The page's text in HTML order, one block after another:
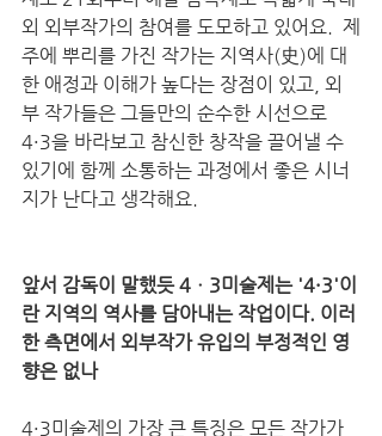
외 외부작가의 참여를 도모하고 있어요.  제
주에 뿌리를 가진 작가는 지역사(史)에 대
한 애정과 이해가 높다는 장점이 있고, 외
부 작가들은 그들만의 순수한 시선으로
4·3을 바라보고 참신한 창작을 끌어낼 수
있기에 함께 소통하는 과정에서 좋은 시너
지가 난다고 생각해요.
앞서 감독이 말했듯 4ㆍ3미술제는 '4·3'이
란 지역의 역사를 담아내는 작업이다. 이러
한 측면에서 외부작가 유입의 부정적인 영
향은 없나
4·3미술제의 가장 큰 특징은 모든 작가가